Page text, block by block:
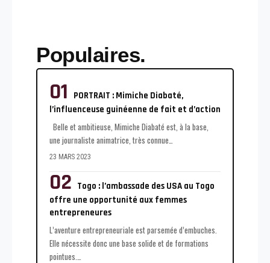
Populaires.
PORTRAIT : Mimiche Diabaté,
l’influenceuse guinéenne de fait et d’action
Belle et ambitieuse, Mimiche Diabaté est, à la base,
une journaliste animatrice, très connue
23 MARS 2023
Togo : l’ambassade des USA au Togo
offre une opportunité aux femmes
entrepreneures
L’aventure entrepreneuriale est parsemée d’embuches.
Elle nécessite donc une base solide et de formations
pointues.